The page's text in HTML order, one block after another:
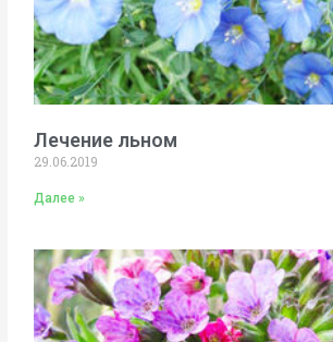
Лечение льном
29.06.2019
Далее »